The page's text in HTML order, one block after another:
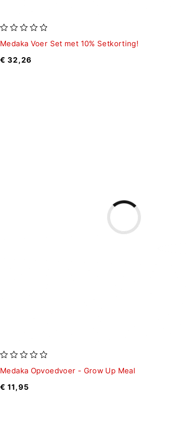
Medaka Voer Set met 10% Setkorting!
€ 32,26
Medaka Opvoedvoer - Grow Up Meal
€ 11,95